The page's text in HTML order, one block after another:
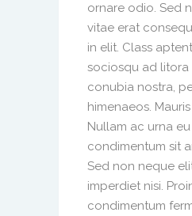
ornare odio. Sed
vitae erat
in elit. Class
sociosqu ad
conubia nostra,
himenaeos.
Nullam ac urna
condimentum sit
Sed non neque
imperdiet nisi.
condimentum